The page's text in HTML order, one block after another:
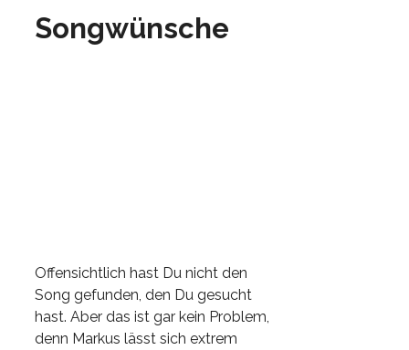
Songwünsche
Offensichtlich hast Du nicht den
Song gefunden, den Du gesucht
hast. Aber das ist gar kein Problem,
denn Markus lässt sich extrem